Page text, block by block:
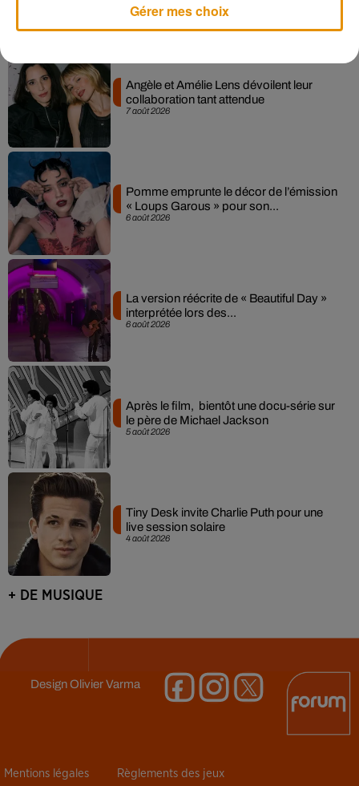
7 août 2026
Angèle et Amélie Lens dévoilent leur
collaboration tant attendue
6 août 2026
Pomme emprunte le décor de l’émission
« Loups Garous » pour son...
6 août 2026
La version réécrite de « Beautiful Day »
interprétée lors des...
5 août 2026
Après le film, bientôt une docu-série sur
le père de Michael Jackson
4 août 2026
Tiny Desk invite Charlie Puth pour une
live session solaire
+ DE MUSIQUE
DesignOlivier Varma
Mentions légales Règlements des jeux
Gérer mes choix